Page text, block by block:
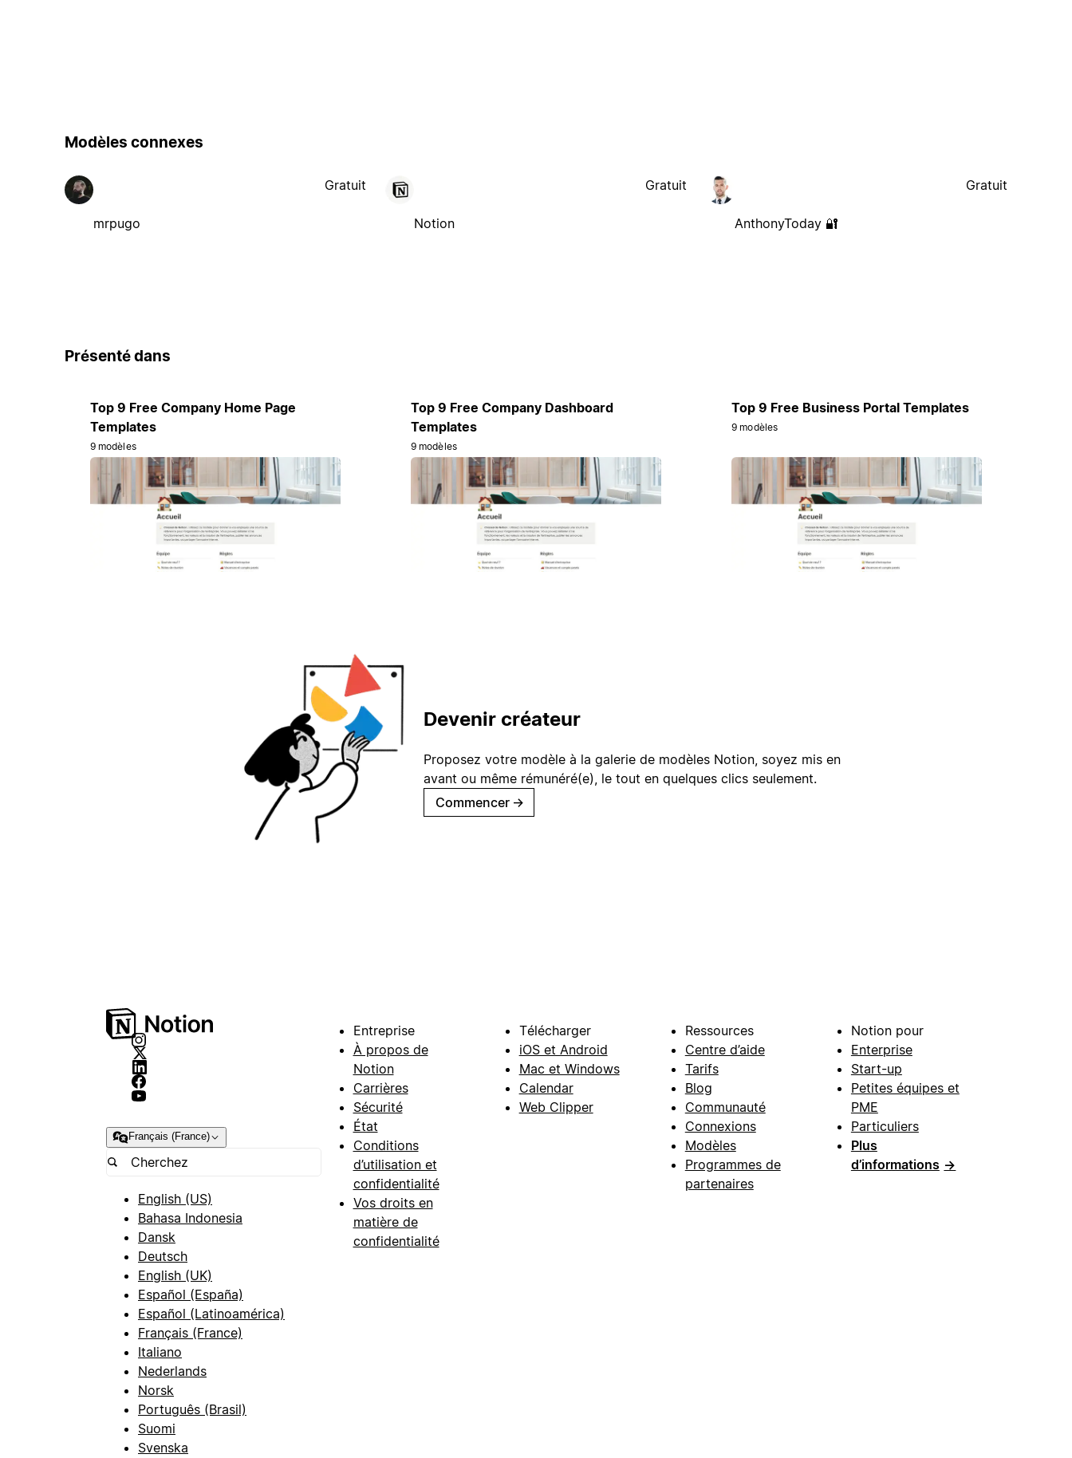
Modèles connexes
mrpugo
Gratuit
Notion
Gratuit
AnthonyToday 🔐
Gratuit
Présenté dans
Top 9 Free Company Home Page
Templates
9 modèles
Top 9 Free Company Dashboard
Templates
9 modèles
Top 9 Free Business Portal Templates
9 modèles
Devenir créateur
Proposez votre modèle à la galerie de modèles Notion, soyez mis en
avant ou même rémunéré(e), le tout en quelques clics seulement.
Commencer →
Français (France)
English (US)
Bahasa Indonesia
Dansk
Deutsch
English (UK)
Español (España)
Español (Latinoamérica)
Français (France)
Italiano
Nederlands
Norsk
Português (Brasil)
Suomi
Svenska
Entreprise
À propos de
Notion
Carrières
Sécurité
État
Conditions
d’utilisation et
confidentialité
Vos droits en
matière de
confidentialité
Télécharger
iOS et Android
Mac et Windows
Calendar
Web Clipper
Ressources
Centre d’aide
Tarifs
Blog
Communauté
Connexions
Modèles
Programmes de
partenaires
Notion pour
Enterprise
Start-up
Petites équipes et
PME
Particuliers
Plus
d’informations →